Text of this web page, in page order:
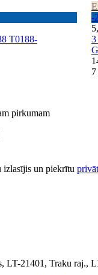
T0188-
-
3
7
pirkumam
izlasījis un piekrītu
LT-21401, Traku raj.,